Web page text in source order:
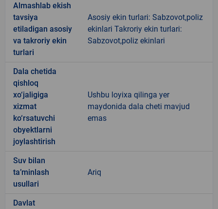
Almashlab ekish
tavsiya
etiladigan asosiy
va takroriy ekin
turlari
Asosiy ekin turlari: Sabzovot,poliz
ekinlari Takroriy ekin turlari:
Sabzovot,poliz ekinlari
Dala chetida
qishloq
xo‘jaligiga
xizmat
ko‘rsatuvchi
obyektlarni
joylashtirish
Ushbu loyixa qilinga yer
maydonida dala cheti mavjud
emas
Suv bilan
ta’minlash
usullari
Ariq
Davlat